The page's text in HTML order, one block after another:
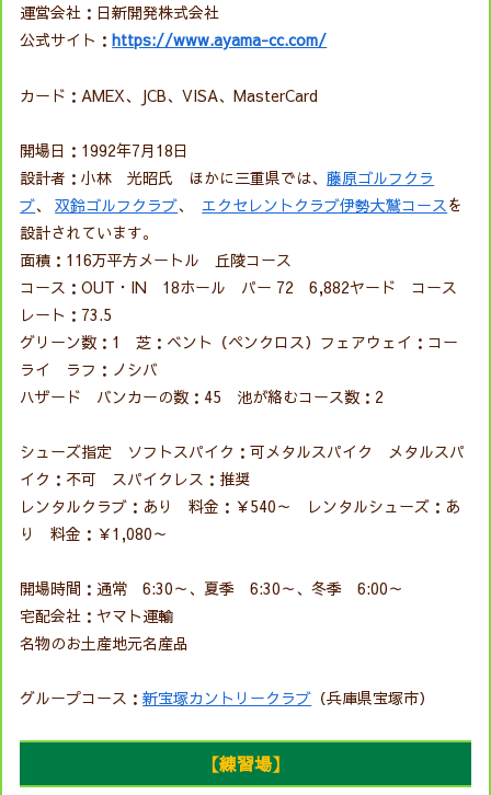
運営会社：日新開発株式会社
公式サイト：https://www.ayama-cc.com/
カード：AMEX、JCB、VISA、MasterCard
開場日：1992年7月18日
設計者：小林 光昭氏 ほかに三重県では、藤原ゴルフクラ
ブ、双鈴ゴルフクラブ、エクセレントクラブ伊勢大鷲コース を
設計されています。
面積：116万平方メートル 丘陵コース
コース：OUT・IN 18ホール パー 72 6,882ヤード コース
レート：73.5
グリーン数：1 芝：ベント（ペンクロス）フェアウェイ：コー
ライ ラフ：ノシバ
ハザード バンカーの数：45 池が絡むコース数：2
シューズ指定 ソフトスパイク：可メタルスパイク メタルスパ
イク：不可 スパイクレス：推奨
レンタルクラブ：あり 料金：￥540～ レンタルシューズ：あ
り 料金：￥1,080～
開場時間：通常 6:30～、夏季 6:30～、冬季 6:00～
宅配会社：ヤマト運輸
名物のお土産地元名産品
グループコース：新宝塚カントリークラブ （兵庫県宝塚市）
【練習場】